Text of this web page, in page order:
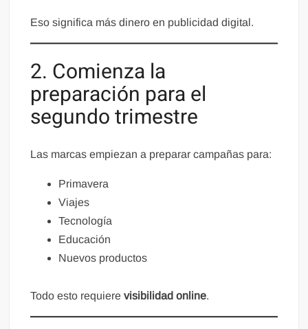
Eso significa más dinero en publicidad digital.
2. Comienza la
preparación para el
segundo trimestre
Las marcas empiezan a preparar campañas para:
Primavera
Viajes
Tecnología
Educación
Nuevos productos
Todo esto requierevisibilidad online.